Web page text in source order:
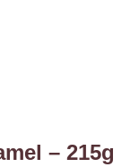
– 215g